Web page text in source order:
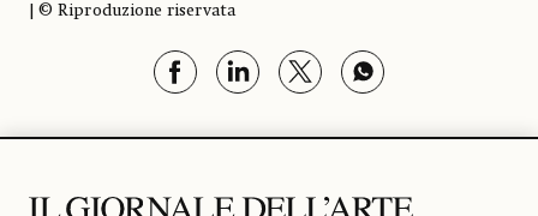
| © Riproduzione riservata